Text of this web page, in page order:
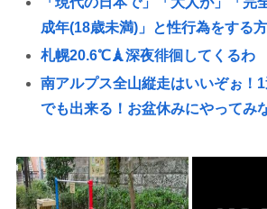
成年(18歳未満)」と性行為をする
札幌20.6℃🗼深夜徘徊してくるわ
南アルプス全山縦走はいいぞぉ！
でも出来る！お盆休みにやってみ
【動画】電車のドア前に居座るチ
高市洋一「内閣人事局がようやく